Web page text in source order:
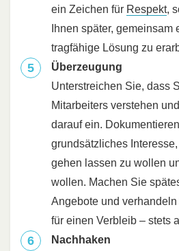
ein Zeichen für Respekt,
Ihnen später, gemeinsam
tragfähige Lösung zu
Überzeugung
Unterstreichen Sie, dass
Mitarbeiters verstehen
darauf ein.
grundsätzliches
gehen lassen zu wollen
wollen. Machen Sie
Angebote und
für einen Verbleib – stets
Nachhaken